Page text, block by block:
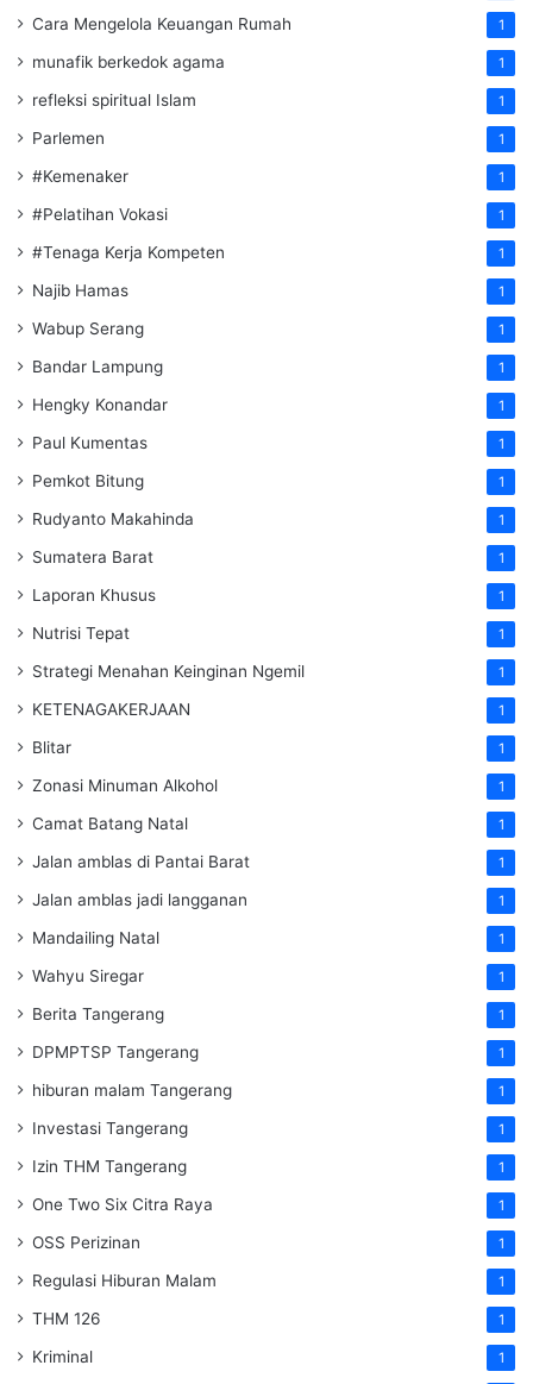
Cara Mengelola Keuangan Rumah 1
munafik berkedok agama 1
refleksi spiritual Islam 1
Parlemen 1
#Kemenaker 1
#Pelatihan Vokasi 1
#Tenaga Kerja Kompeten 1
Najib Hamas 1
Wabup Serang 1
Bandar Lampung 1
Hengky Konandar 1
Paul Kumentas 1
Pemkot Bitung 1
Rudyanto Makahinda 1
Sumatera Barat 1
Laporan Khusus 1
Nutrisi Tepat 1
Strategi Menahan Keinginan Ngemil 1
KETENAGAKERJAAN 1
Blitar 1
Zonasi Minuman Alkohol 1
Camat Batang Natal 1
Jalan amblas di Pantai Barat 1
Jalan amblas jadi langganan 1
Mandailing Natal 1
Wahyu Siregar 1
Berita Tangerang 1
DPMPTSP Tangerang 1
hiburan malam Tangerang 1
Investasi Tangerang 1
Izin THM Tangerang 1
One Two Six Citra Raya 1
OSS Perizinan 1
Regulasi Hiburan Malam 1
THM 126 1
Kriminal 1